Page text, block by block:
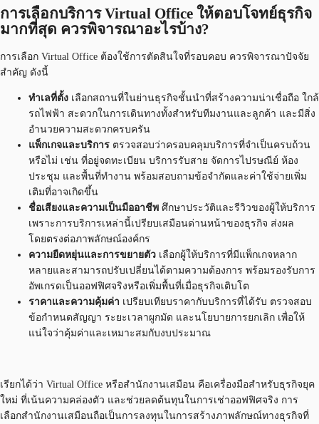
การเลือกบริการ Virtual Office ให้ตอบโจทย์ธุรกิจ
มากที่สุด ควรพิจารณาอะไรบ้าง?
การเลือก Virtual Office ต้องใช้การตัดสินใจที่รอบคอบ ควรพิจารณาปัจจัย
สำคัญ ดังนี้
ทำเลที่ตั้ง เลือกสถานที่ในย่านธุรกิจชั้นนำที่สร้างความน่าเชื่อถือ ใกล้
รถไฟฟ้า สะดวกในการเดินทางทั้งสำหรับทีมงานและลูกค้า และมีสิ่ง
อำนวยความสะดวกครบครัน
แพ็กเกจและบริการ ตรวจสอบว่าครอบคลุมบริการที่จำเป็นครบถ้วน
หรือไม่ เช่น ที่อยู่จดทะเบียน บริการรับสาย จัดการไปรษณีย์ ห้อง
ประชุม และพื้นที่ทำงาน พร้อมสอบถามข้อจำกัดและค่าใช้จ่ายเพิ่ม
เติมที่อาจเกิดขึ้น
ชื่อเสียงและความเป็นมืออาชีพ ศึกษาประวัติและรีวิวของผู้ให้บริการ
เพราะการบริการเหล่านี้เปรียบเสมือนด่านหน้าของธุรกิจ ส่งผล
โดยตรงต่อภาพลักษณ์องค์กร
ความยืดหยุ่นและการขยายตัว เลือกผู้ให้บริการที่มีแพ็กเกจหลาก
หลายและสามารถปรับเปลี่ยนได้ตามความต้องการ พร้อมรองรับการ
อัพเกรดเป็นออฟฟิศจริงหรือเพิ่มพื้นที่เมื่อธุรกิจเติบโต
ราคาและความคุ้มค่า เปรียบเทียบราคากับบริการที่ได้รับ ตรวจสอบ
ข้อกำหนดสัญญา ระยะเวลาผูกมัด และนโยบายการยกเลิก เพื่อให้
แน่ใจว่าคุ้มค่าและเหมาะสมกับงบประมาณ
เรียกได้ว่า Virtual Office หรือสำนักงานเสมือน คือเครื่องมือสำหรับธุรกิจยุค
ใหม่ ที่เน้นความคล่องตัว และช่วยลดต้นทุนในการเช่าออฟฟิศจริง การ
เลือกสำนักงานเสมือนถือเป็นการลงทุนในการสร้างภาพลักษณ์ทางธุรกิจที่